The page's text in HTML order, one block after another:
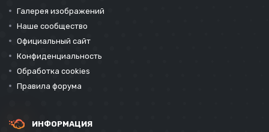
Галерея изображений
Наше сообщество
Официальный сайт
Конфиденциальность
Обработка cookies
Правила форума
ИНФОРМАЦИЯ